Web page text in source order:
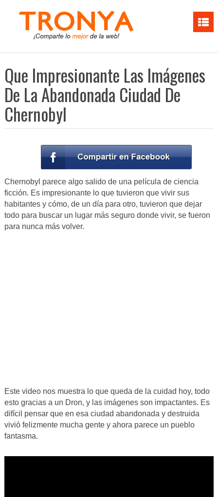
Que Impresionante Las Imágenes
De La Abandonada Ciudad De
Chernobyl
Chernobyl parece algo salido de una película de ciencia
ficción. Es impresionante lo que tuvieron que vivir sus
habitantes y cómo, de un día para otro, tuvieron que dejar
todo para buscar un lugar más seguro donde vivir, se fueron
para nunca más volver.
Este video nos muestra lo que queda de la cuidad hoy, todo
esto gracias a un Dron, y las imágenes son impactantes. Es
difícil pensar que en esa ciudad abandonada y destruida
vivió felizmente mucha gente y ahora parece un pueblo
fantasma.